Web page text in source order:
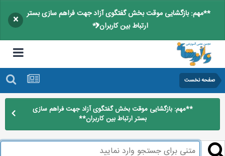
**مهم: بازگشایی موقت بخش گفتگوی آزاد جهت فراهم سازی بستر
ارتباط بین کاربران**
×
صفحه نخست
**مهم: بازگشایی موقت بخش گفتگوی آزاد جهت فراهم سازی
بستر ارتباط بین کاربران**